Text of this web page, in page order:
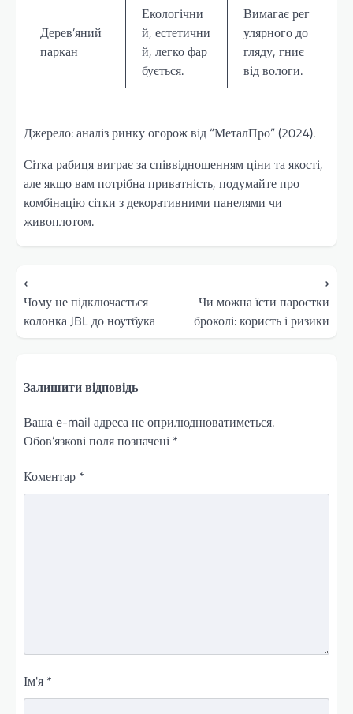
Дерев’яний
паркан
Екологічни
й, естетични
й, легко фар
бується.
Вимагає рег
улярного до
гляду, гниє
від вологи.
Джерело: аналіз ринку огорож від “МеталПро” (2024).
Сітка рабиця виграє за співвідношенням ціни та якості,
але якщо вам потрібна приватність, подумайте про
комбінацію сітки з декоративними панелями чи
живоплотом.
Навігація
записів
⟵
Чому не підключається
колонка JBL до ноутбука
Чи можна їсти паростки
броколі: користь і ризики
⟶
Залишити відповідь
Ваша e-mail адреса не оприлюднюватиметься.
Обов’язкові поля позначені *
Коментар *
Ім'я *